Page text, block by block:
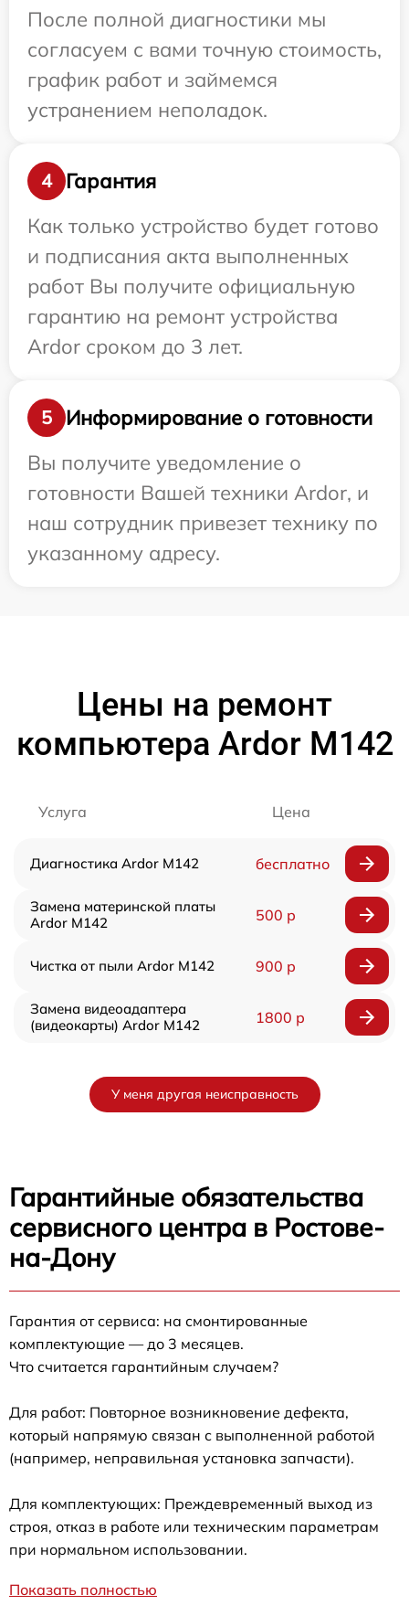
После полной диагностики мы
согласуем с вами точную стоимость,
график работ и займемся
устранением неполадок.
4
Гарантия
Как только устройство будет готово
и подписания акта выполненных
работ Вы получите официальную
гарантию на ремонт устройства
Ardor сроком до 3 лет.
5
Информирование о готовности
Вы получите уведомление о
готовности Вашей техники Ardor, и
наш сотрудник привезет технику по
указанному адресу.
Цены на ремонт
компьютера Ardor M142
Услуга Цена
Диагностика Ardor M142 бесплатно
Замена материнской платы
Ardor M142
500 р
Чистка от пыли Ardor M142 900 р
Замена видеоадаптера
(видеокарты) Ardor M142
1800 р
У меня другая неисправность
Гарантийные обязательства
сервисного центра в Ростове-
на-Дону
Гарантия от сервиса: на смонтированные
комплектующие — до 3 месяцев.
Что считается гарантийным случаем?
Для работ: Повторное возникновение дефекта,
который напрямую связан с выполненной работой
(например, неправильная установка запчасти).
Для комплектующих: Преждевременный выход из
строя, отказ в работе или техническим параметрам
при нормальном использовании.
Показать полностью